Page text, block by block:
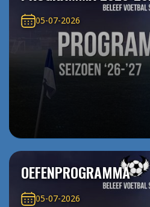
05-07-2026
OEFENPROGRAMMA
05-07-2026